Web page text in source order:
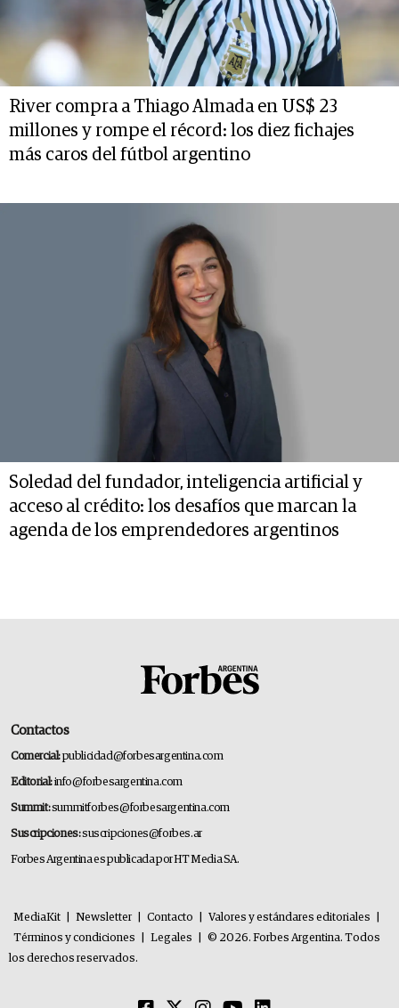
River compra a Thiago Almada en US$ 23
millones y rompe el récord: los diez fichajes
más caros del fútbol argentino
Soledad del fundador, inteligencia artificial y
acceso al crédito: los desafíos que marcan la
agenda de los emprendedores argentinos
Contactos
Comercial:publicidad@forbesargentina.com
Editorial:info@forbesargentina.com
Summit:summitforbes@forbesargentina.com
Suscripciones:suscripciones@forbes.ar
Forbes Argentina es publicada por HT Media SA.
MediaKit Newsletter Contacto Valores y estándares editoriales
Términos y condiciones
Legales
© 2026. Forbes Argentina. Todos
los derechos reservados.